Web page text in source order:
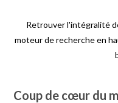
Retrouver l'intégralité
moteur de recherche en
Coup de cœur du